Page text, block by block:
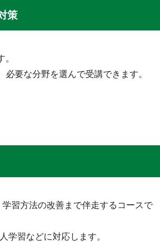
策
要な分野を選んで受講できます。
習方法の改善まで伴走するコースで
学習などに対応します。